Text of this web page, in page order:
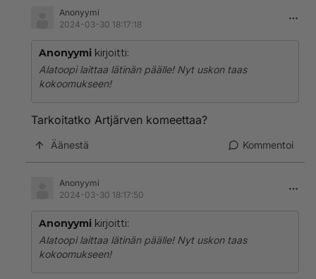
Anonyymi
2024-03-30 18:17:18
Anonyymi kirjoitti:
Alatoopi laittaa lätinän päälle! Nyt uskon taas
kokoomukseen!
Tarkoitatko Artjärven komeettaa?
Äänestä Kommentoi
Anonyymi
2024-03-30 18:17:50
Anonyymi kirjoitti:
Alatoopi laittaa lätinän päälle! Nyt uskon taas
kokoomukseen!